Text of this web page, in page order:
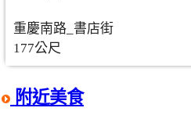
重慶南路_書店街
177公尺
附近美食